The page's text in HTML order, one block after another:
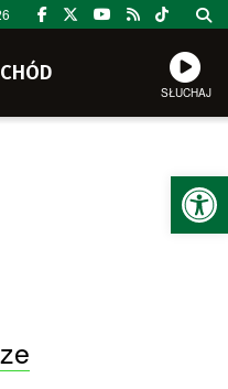
SŁUCHAJ